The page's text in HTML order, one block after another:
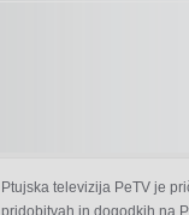
Ptujska televizija PeTV je
pridobitvah in dogodkih na